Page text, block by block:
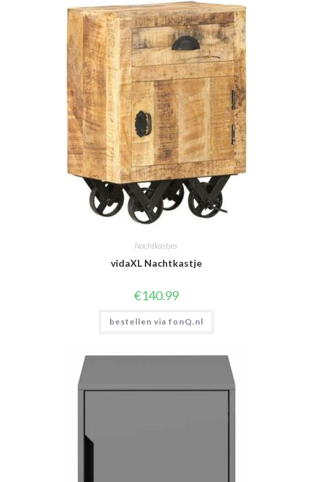
Nachtkastjes
vidaXL Nachtkastje
€140.99
bestellen via fonQ.nl